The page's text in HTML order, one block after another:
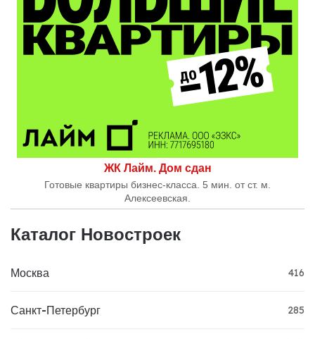
ЖК Лайм. Дом сдан
Готовые квартиры бизнес-класса. 5 мин. от ст. м.
Алексеевская.
Каталог Новостроек
Москва 416
Санкт-Петербург 285